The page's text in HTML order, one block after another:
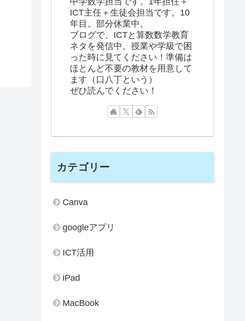
ICT主任＋生徒会担当です。10
年目。部分休業中。
ブログで、ICTと算数数学教育
ネタを発信中。授業や学級で困
った時に見てください！準備は
ほとんど不要の教材を用意して
ます（口八丁という）
ぜひ読んでください！
カテゴリー
Canva
googleアプリ
ICT活用
iPad
MacBook